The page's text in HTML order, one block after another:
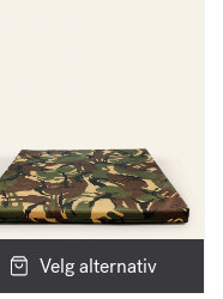
Velg alternativ